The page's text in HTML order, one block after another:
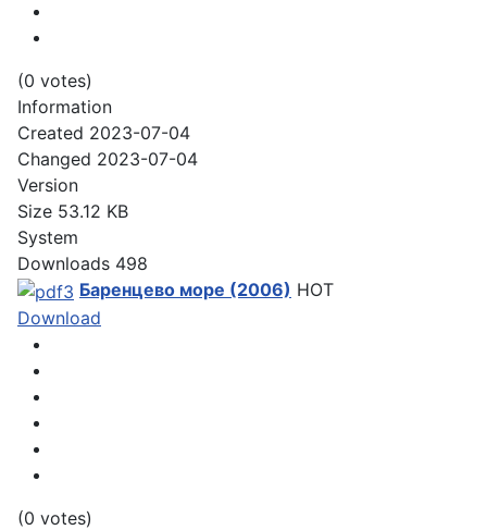
(0 votes)
Information
Created 2023-07-04
Changed 2023-07-04
Version
Size 53.12 KB
System
Downloads 498
Баренцево море (2006) HOT
Download
(0 votes)